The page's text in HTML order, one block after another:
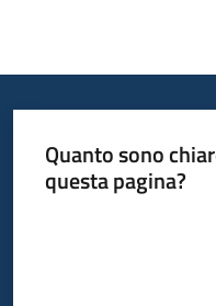
Quanto sono
questa pagina?